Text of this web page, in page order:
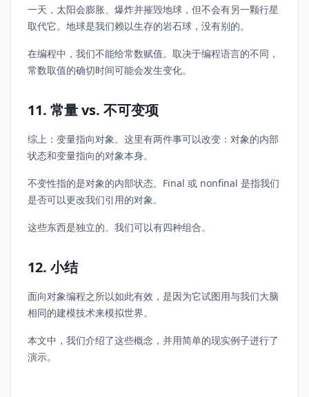
一天，太阳会膨胀、爆炸并摧毁地球，但不会有另一颗行星
取代它。地球是我们赖以生存的岩石球，没有别的。
在编程中，我们不能给常数赋值。取决于编程语言的不同，
常数取值的确切时间可能会发生变化。
11. 常量 vs. 不可变项
综上：变量指向对象。这里有两件事可以改变：对象的内部
状态和变量指向的对象本身。
不变性指的是对象的内部状态。Final 或 nonfinal 是指我们
是否可以更改我们引用的对象。
这些东西是独立的。我们可以有四种组合。
12. 小结
面向对象编程之所以如此有效，是因为它试图用与我们大脑
相同的建模技术来模拟世界。
本文中，我们介绍了这些概念，并用简单的现实例子进行了
演示。